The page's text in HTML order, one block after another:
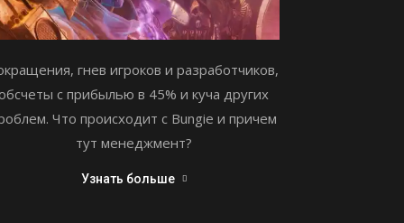
гнев игроков и разработчиков,
с прибылью в 45% и куча других
Что происходит с Bungie и причем
тут менеджмент?
Узнать больше